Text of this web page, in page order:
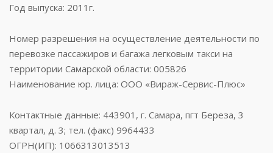
Год выпуска: 2011г.
Номер разрешения на осуществление деятельности по
перевозке пассажиров и багажа легковым такси на
территории Самарской области: 005826
Наименование юр. лица: ООО «Вираж-Сервис-Плюс»
Контактные данные: 443901, г. Самара, пгт Береза, 3
квартал, д. 3; тел. (факс) 9964433
ОГРН(ИП): 1066313013513